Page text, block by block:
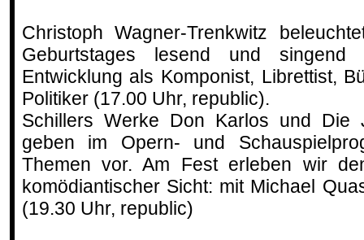
Christoph Wagner-Trenkwitz
Geburtstages lesend und singend
Entwicklung als Komponist, Librettist,
Politiker (17.00 Uhr, republic).
Schillers Werke Don Karlos und Die
geben im Opern- und
Themen vor. Am Fest erleben wir
komödiantischer Sicht: mit Michael
(19.30 Uhr, republic)